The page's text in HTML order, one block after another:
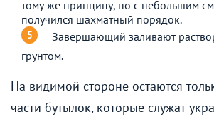
тому же принципу, но с небольшим
получился шахматный порядок.
Завершающий заливают
грунтом.
На видимой стороне остаются
части бутылок, которые служат